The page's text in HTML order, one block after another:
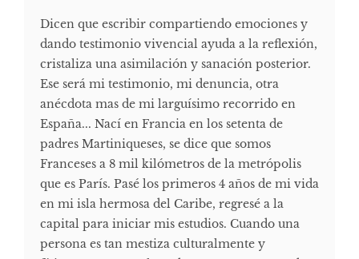
Dicen que escribir compartiendo emociones y
dando testimonio vivencial ayuda a la reflexión,
cristaliza una asimilación y sanación posterior.
Ese será mi testimonio, mi denuncia, otra
anécdota mas de mi larguísimo recorrido en
España... Nací en Francia en los setenta de
padres Martiniqueses, se dice que somos
Franceses a 8 mil kilómetros de la metrópolis
que es París. Pasé los primeros 4 años de mi vida
en mi isla hermosa del Caribe, regresé a la
capital para iniciar mis estudios. Cuando una
persona es tan mestiza culturalmente y